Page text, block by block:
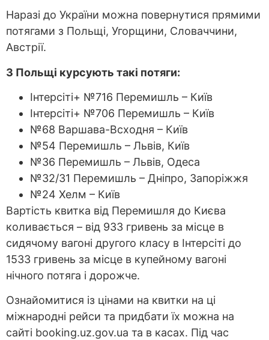
Наразі до України можна повернутися прямими
потягами з Польщі, Угорщини, Словаччини,
Австрії.
З Польщі курсують такі потяги:
Інтерсіті+ №716 Перемишль – Київ
Інтерсіті+ №706 Перемишль – Київ
№68 Варшава-Всходня – Київ
№54 Перемишль – Львів, Київ
№36 Перемишль – Львів, Одеса
№32/31 Перемишль – Дніпро, Запоріжжя
№24 Хелм – Київ
Вартість квитка від Перемишля до Києва
коливається – від 933 гривень за місце в
сидячому вагоні другого класу в Інтерсіті до
1533 гривень за місце в купейному вагоні
нічного потяга і дорожче.
Ознайомитися із цінами на квитки на ці
міжнародні рейси та придбати їх можна на
сайті booking.uz.gov.ua та в касах. Під час